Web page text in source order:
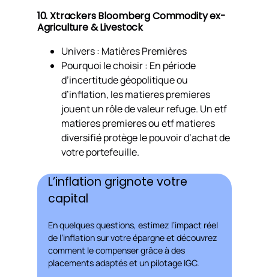
10. Xtrackers Bloomberg Commodity ex-
Agriculture & Livestock
Univers : Matières Premières
Pourquoi le choisir : En période
d’incertitude géopolitique ou
d’inflation, les matieres premieres
jouent un rôle de valeur refuge. Un etf
matieres premieres ou etf matieres
diversifié protège le pouvoir d’achat de
votre portefeuille.
L’inflation grignote votre
capital
En quelques questions, estimez l’impact réel
de l’inflation sur votre épargne et découvrez
comment le compenser grâce à des
placements adaptés et un pilotage IGC.